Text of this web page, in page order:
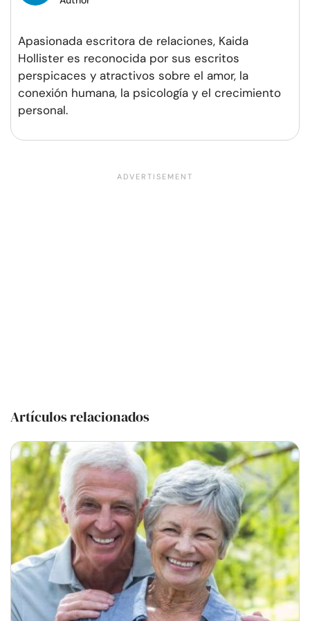
Apasionada escritora de relaciones, Kaida
Hollister es reconocida por sus escritos
perspicaces y atractivos sobre el amor, la
conexión humana, la psicología y el crecimiento
personal.
Artículos relacionados